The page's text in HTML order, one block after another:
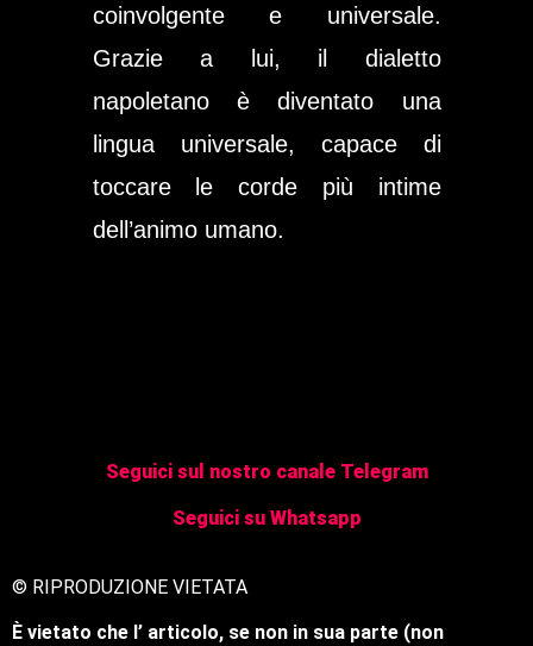
coinvolgente e universale.
Grazie a lui, il dialetto
napoletano è diventato una
lingua universale, capace di
toccare le corde più intime
dell’animo umano.
Seguici sul nostro canale Telegram
Seguici su Whatsapp
© RIPRODUZIONE VIETATA
È vietato che l’ articolo, se non in sua parte (non